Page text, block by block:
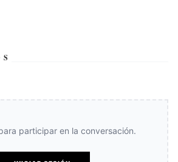
participar en la conversación.